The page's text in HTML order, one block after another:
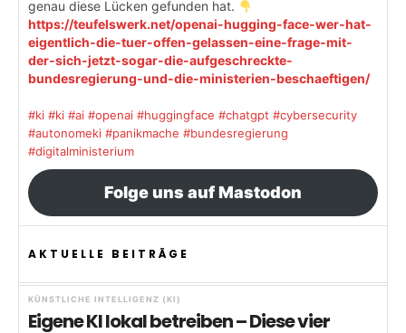
genau diese Lücken gefunden hat.
https://teufelswerk.net/openai-hugging-face-wer-hat-
eigentlich-die-tuer-offen-gelassen-eine-frage-mit-
der-sich-jetzt-sogar-die-aufgeschreckte-
bundesregierung-und-die-ministerien-beschaeftigen/
#ki #ki #ai #openai #huggingface #chatgpt #cybersecurity
#autonomeki #panikmache #bundesregierung
#digitalministerium
Folge uns auf Mastodon
AKTUELLE BEITRÄGE
KÜNSTLICHE INTELLIGENZ (KI)
Eigene KI lokal betreiben – Diese vier